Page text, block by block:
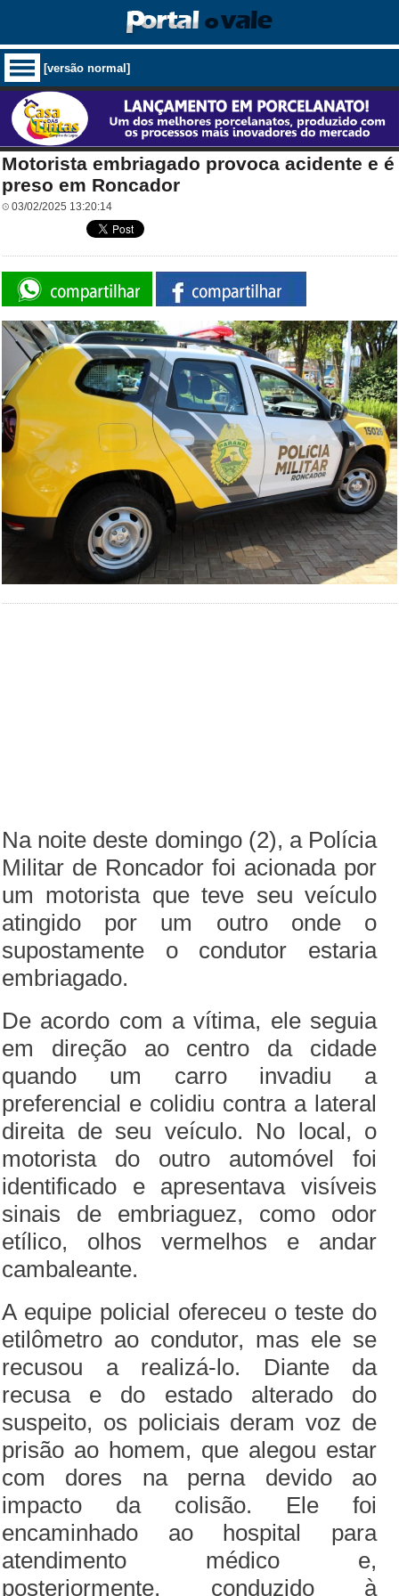
[versão normal]
Motorista embriagado provoca acidente e é
preso em Roncador
03/02/2025 13:20:14
Na noite deste domingo (2), a Polícia
Militar de Roncador foi acionada por
um motorista que teve seu veículo
atingido por um outro onde o
supostamente o condutor estaria
embriagado.
De acordo com a vítima, ele seguia
em direção ao centro da cidade
quando um carro invadiu a
preferencial e colidiu contra a lateral
direita de seu veículo. No local, o
motorista do outro automóvel foi
identificado e apresentava visíveis
sinais de embriaguez, como odor
etílico, olhos vermelhos e andar
cambaleante.
A equipe policial ofereceu o teste do
etilômetro ao condutor, mas ele se
recusou a realizá-lo. Diante da
recusa e do estado alterado do
suspeito, os policiais deram voz de
prisão ao homem, que alegou estar
com dores na perna devido ao
impacto da colisão. Ele foi
encaminhado ao hospital para
atendimento médico e,
posteriormente, conduzido à